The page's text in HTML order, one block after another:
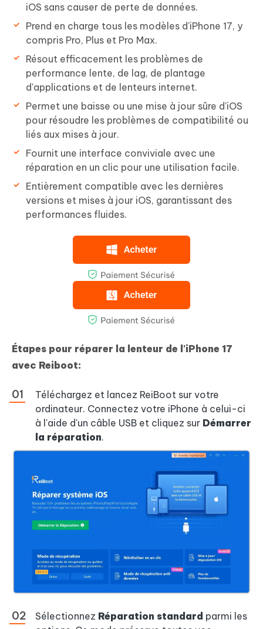
iOS sans causer de perte de données.
Prend en charge tous les modèles d'iPhone 17, y
compris Pro, Plus et Pro Max.
Résout efficacement les problèmes de
performance lente, de lag, de plantage
d'applications et de lenteurs internet.
Permet une baisse ou une mise à jour sûre d'iOS
pour résoudre les problèmes de compatibilité ou
liés aux mises à jour.
Fournit une interface conviviale avec une
réparation en un clic pour une utilisation facile.
Entièrement compatible avec les dernières
versions et mises à jour iOS, garantissant des
performances fluides.
Étapes pour réparer la lenteur de l'iPhone 17
avec Reiboot:
Téléchargez et lancez ReiBoot sur votre
ordinateur. Connectez votre iPhone à celui-ci
à l'aide d'un câble USB et cliquez sur Démarrer
la réparation.
Sélectionnez Réparation standard parmi les